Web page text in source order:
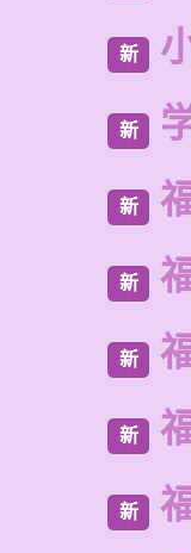
新
新
新
新
新
新
新